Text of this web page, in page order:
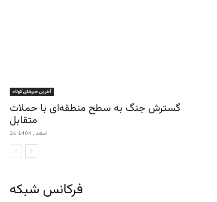
آخرین خبرهای کوتاه
گسترش جنگ به سطح منطقه‌ای با حملات
متقابل
26 اسفند , 1404
فرکانس شبکه